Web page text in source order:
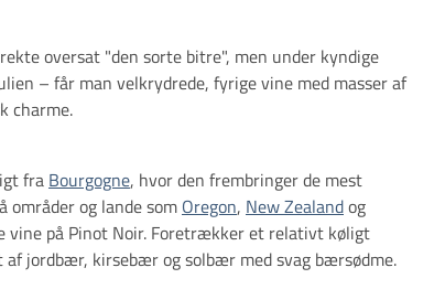
oversat "den sorte bitre", men under kyndige
– får man velkrydrede, fyrige vine med masser af
charme.
fra Bourgogne, hvor den frembringer de mest
områder og lande som Oregon, New Zealandog
vine på Pinot Noir. Foretrækker et relativt køligt
af jordbær, kirsebær og solbær med svag bærsødme.